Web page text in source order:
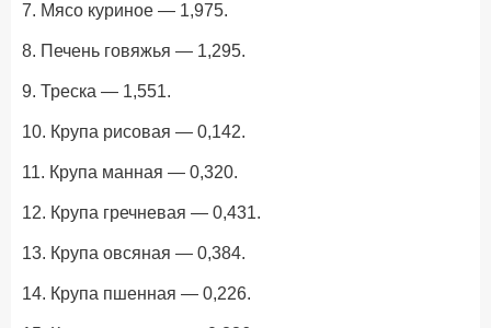
7. Мясо куриное — 1,975.
8. Печень говяжья — 1,295.
9. Треска — 1,551.
10. Крупа рисовая — 0,142.
11. Крупа манная — 0,320.
12. Крупа гречневая — 0,431.
13. Крупа овсяная — 0,384.
14. Крупа пшенная — 0,226.